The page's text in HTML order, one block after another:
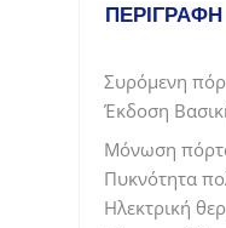
ΠΕΡΙΓΡΑΦΉ
Συρόμενη
Έκδοση
Μόνωση
Πυκνότητα
Ηλεκτρική